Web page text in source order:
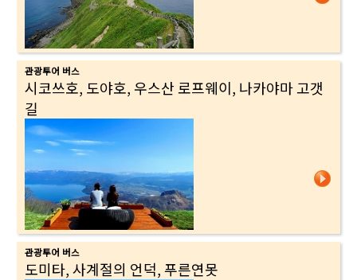
관광투어 버스
시코쓰호, 도야호, 우스산 로프웨이, 나카야마 고갯
길
관광투어 버스
도미타, 사계절의 언덕, 푸른연못